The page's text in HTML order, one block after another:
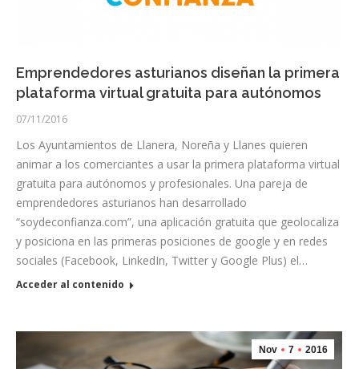
Emprendedores asturianos diseñan la primera
plataforma virtual gratuita para autónomos
07/11/2016
Los Ayuntamientos de Llanera, Noreña y Llanes quieren
animar a los comerciantes a usar la primera plataforma virtual
gratuita para autónomos y profesionales. Una pareja de
emprendedores asturianos han desarrollado
“soydeconfianza.com”, una aplicación gratuita que geolocaliza
y posiciona en las primeras posiciones de google y en redes
sociales (Facebook, LinkedIn, Twitter y Google Plus) el…
Acceder al contenido
Nov 7 2016